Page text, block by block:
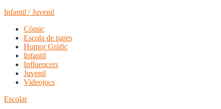
Infantil / Juvenil
Còmic
Escola de pares
Humor Gràfic
Infantil
Influencers
Juvenil
Videojocs
Escolar